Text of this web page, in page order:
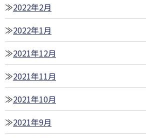
2022年2月
2022年1月
2021年12月
2021年11月
2021年10月
2021年9月